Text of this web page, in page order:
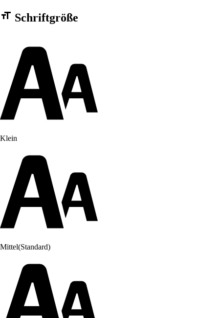
Barrierefreiheit Einstellungen Formular
Schriftgröße
Klein
Mittel(Standard)